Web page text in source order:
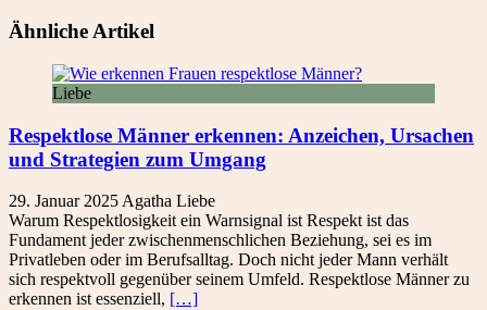
Ähnliche Artikel
Liebe
Respektlose Männer erkennen: Anzeichen, Ursachen
und Strategien zum Umgang
29. Januar 2025Agatha Liebe
Warum Respektlosigkeit ein Warnsignal ist Respekt ist das
Fundament jeder zwischenmenschlichen Beziehung, sei es im
Privatleben oder im Berufsalltag. Doch nicht jeder Mann verhält
sich respektvoll gegenüber seinem Umfeld. Respektlose Männer zu
erkennen ist essenziell, […]